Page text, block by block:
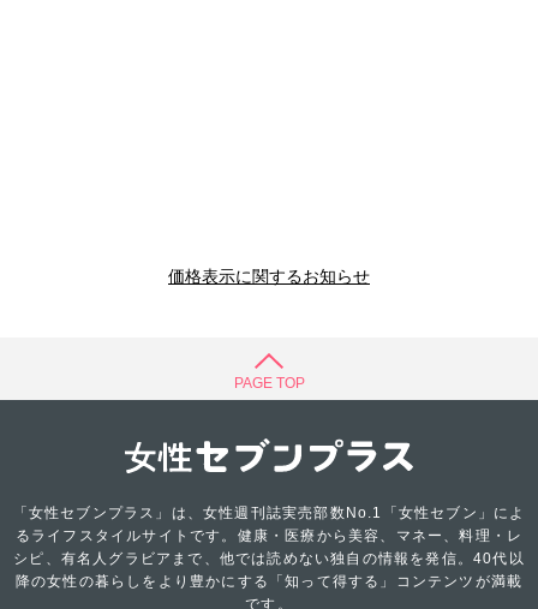
価格表示に関するお知らせ
PAGE TOP
「女性セブンプラス」は、女性週刊誌実売部数No.1「女性セブン」によ
るライフスタイルサイトです。健康・医療から美容、マネー、料理・レ
シピ、有名人グラビアまで、他では読めない独自の情報を発信。40代以
降の女性の暮らしをより豊かにする「知って得する」コンテンツが満載
です。